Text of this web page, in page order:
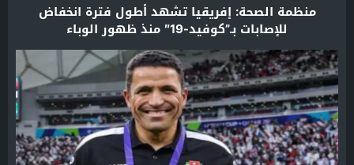
منظمة الصحة: إفريقيا تشهد أطول فترة انخفاض
للإصابات بـ”كوفيد-19″ منذ ظهور الوباء